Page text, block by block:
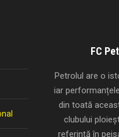
FC
Petrolul are o
iar
din toată
clubului
referință în